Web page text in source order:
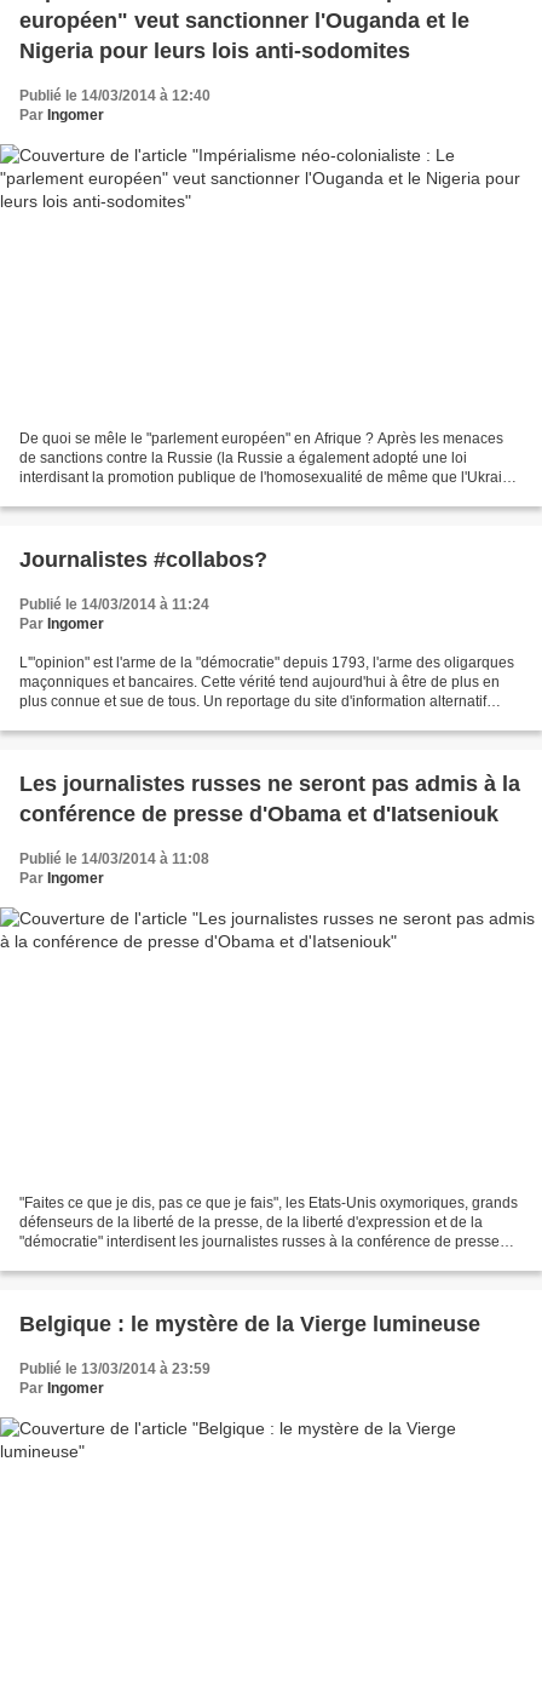
européen" veut sanctionner l'Ouganda et le
Nigeria pour leurs lois anti-sodomites
Publié le 14/03/2014 à 12:40
Par Ingomer
De quoi se mêle le "parlement européen" en Afrique ? Après les menaces
de sanctions contre la Russie (la Russie a également adopté une loi
interdisant la promotion publique de l'homosexualité de même que l'Ukraine
Journalistes #collabos?
Publié le 14/03/2014 à 11:24
Par Ingomer
L'"opinion" est l'arme de la "démocratie" depuis 1793, l'arme des oligarques
maçonniques et bancaires. Cette vérité tend aujourd'hui à être de plus en
plus connue et sue de tous. Un reportage du site d'information alternatif
Les journalistes russes ne seront pas admis à la
conférence de presse d'Obama et d'Iatseniouk
Publié le 14/03/2014 à 11:08
Par Ingomer
"Faites ce que je dis, pas ce que je fais", les Etats-Unis oxymoriques, grands
défenseurs de la liberté de la presse, de la liberté d'expression et de la
"démocratie" interdisent les journalistes russes à la conférence de presse
Belgique : le mystère de la Vierge lumineuse
Publié le 13/03/2014 à 23:59
Par Ingomer